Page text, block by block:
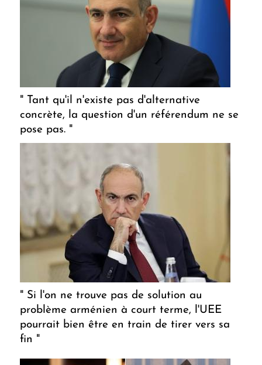
" Tant qu'il n'existe pas d'alternative
concrète, la question d'un référendum ne se
pose pas. "
" Si l'on ne trouve pas de solution au
problème arménien à court terme, l'UEE
pourrait bien être en train de tirer vers sa
fin "